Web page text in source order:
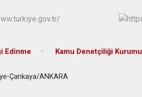
Edinme Kamu Denetçiliği Kurumu
Çankaya/ANKARA